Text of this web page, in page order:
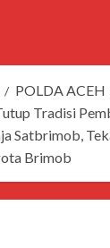
POLDA ACEH
Tradisi
Satbrimob,
Brimob